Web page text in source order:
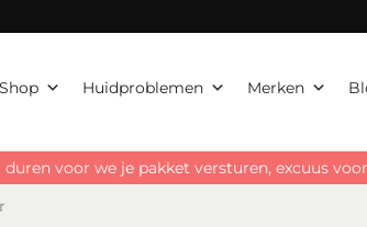
Shop Huidproblemen Merken
voor we je pakket versturen, excuus